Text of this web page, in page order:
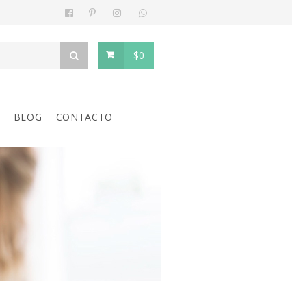
$0
BLOG CONTACTO